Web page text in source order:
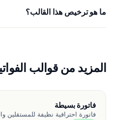
ما هو ترخيص هذا القالب؟
المزيد من قوالب
فاتورة بسيطة
فاتورة احترافية نظيفة للمستقلين